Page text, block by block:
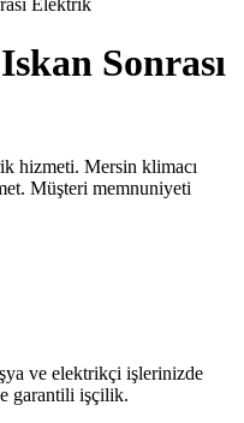
Elektrik
Sonrası
hizmeti. Mersin klimacı
Müşteri memnuniyeti
ve elektrikçi işlerinizde
garantili işçilik.